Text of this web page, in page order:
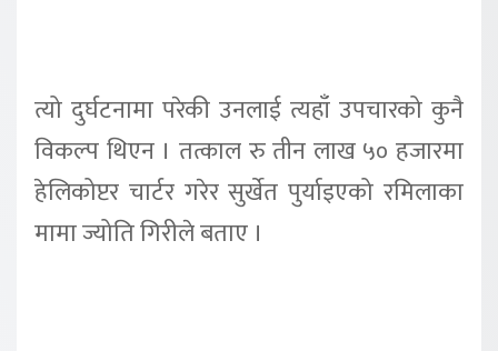
त्यो दुर्घटनामा परेकी उनलाई त्यहाँ उपचारको कुनै
विकल्प थिएन । तत्काल रु तीन लाख ५० हजारमा
हेलिकोप्टर चार्टर गरेर सुर्खेत पुर्याइएको रमिलाका
मामा ज्योति गिरीले बताए ।